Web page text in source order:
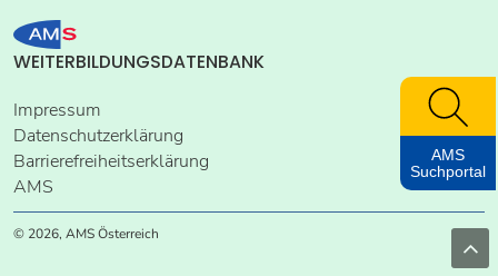
WEITERBILDUNGSDATENBANK
Impressum
Datenschutzerklärung
Barrierefreiheitserklärung
AMS
© 2026, AMS Österreich
AMS
Suchportal